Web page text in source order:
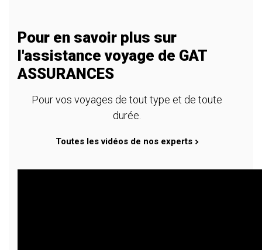
Pour en savoir plus sur
l'assistance voyage de GAT
ASSURANCES
Pour vos voyages de tout type et de toute
durée.
Toutes les vidéos de nos experts